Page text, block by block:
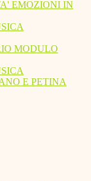
EMOZIONI IN
MODULO
E PETINA